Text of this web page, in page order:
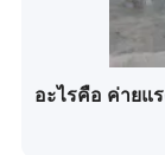
เราสามารถให้
การผลิตการส่ง
กำลังการผลิตที่
ผลิตภัณฑ์ของเร
อาศัยชั่วคราวค่
อะไรคือ ค่ายแ